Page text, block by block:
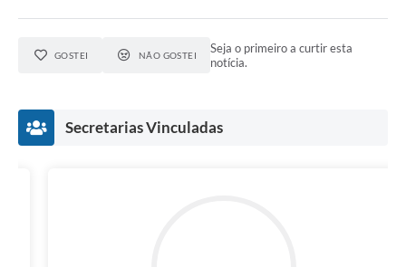
GOSTEI NÃO GOSTEI
Seja o primeiro a curtir esta
notícia.
Secretarias Vinculadas